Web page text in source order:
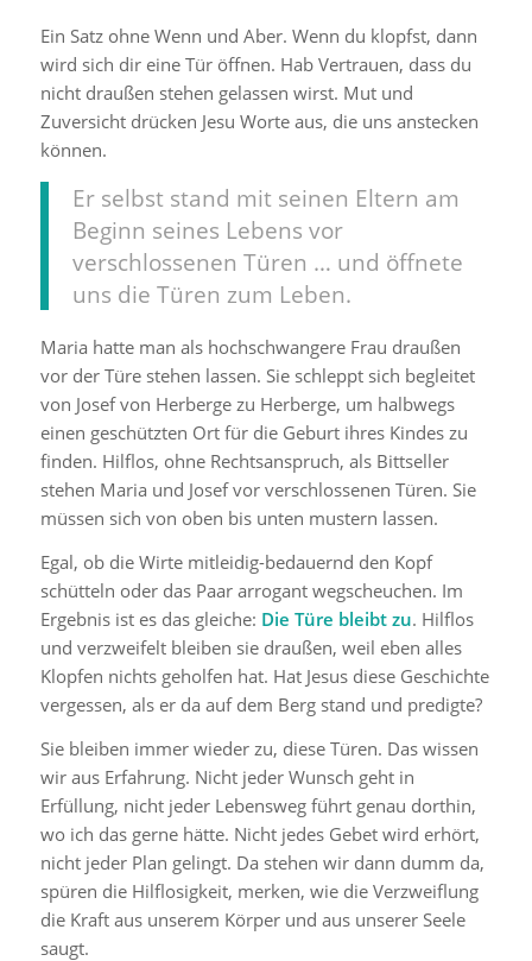
Ein Satz ohne Wenn und Aber. Wenn du klopfst, dann
wird sich dir eine Tür öffnen. Hab Vertrauen, dass du
nicht draußen stehen gelassen wirst. Mut und
Zuversicht drücken Jesu Worte aus, die uns anstecken
können.
Er selbst stand mit seinen Eltern am
Beginn seines Lebens vor
verschlossenen Türen … und öffnete
uns die Türen zum Leben.
Maria hatte man als hochschwangere Frau draußen
vor der Türe stehen lassen. Sie schleppt sich begleitet
von Josef von Herberge zu Herberge, um halbwegs
einen geschützten Ort für die Geburt ihres Kindes zu
finden. Hilflos, ohne Rechtsanspruch, als Bittseller
stehen Maria und Josef vor verschlossenen Türen. Sie
müssen sich von oben bis unten mustern lassen.
Egal, ob die Wirte mitleidig-bedauernd den Kopf
schütteln oder das Paar arrogant wegscheuchen. Im
Ergebnis ist es das gleiche: Die Türe bleibt zu. Hilflos
und verzweifelt bleiben sie draußen, weil eben alles
Klopfen nichts geholfen hat. Hat Jesus diese Geschichte
vergessen, als er da auf dem Berg stand und predigte?
Sie bleiben immer wieder zu, diese Türen. Das wissen
wir aus Erfahrung. Nicht jeder Wunsch geht in
Erfüllung, nicht jeder Lebensweg führt genau dorthin,
wo ich das gerne hätte. Nicht jedes Gebet wird erhört,
nicht jeder Plan gelingt. Da stehen wir dann dumm da,
spüren die Hilflosigkeit, merken, wie die Verzweiflung
die Kraft aus unserem Körper und aus unserer Seele
saugt.